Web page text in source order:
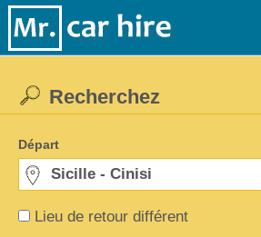
Lieu de retour différent
Recherchez
Départ